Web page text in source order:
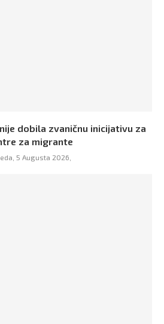
dobila zvaničnu inicijativu za
za migrante
5 Augusta 2026,